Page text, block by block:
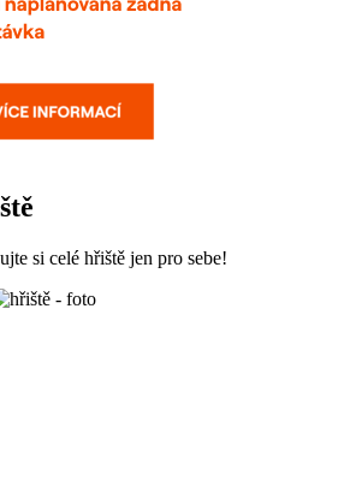
si celé hřiště jen pro sebe!